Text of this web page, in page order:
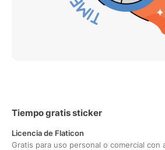
Tiempo gratis sticker
Licencia de Flaticon
Gratis para uso personal o comercial con